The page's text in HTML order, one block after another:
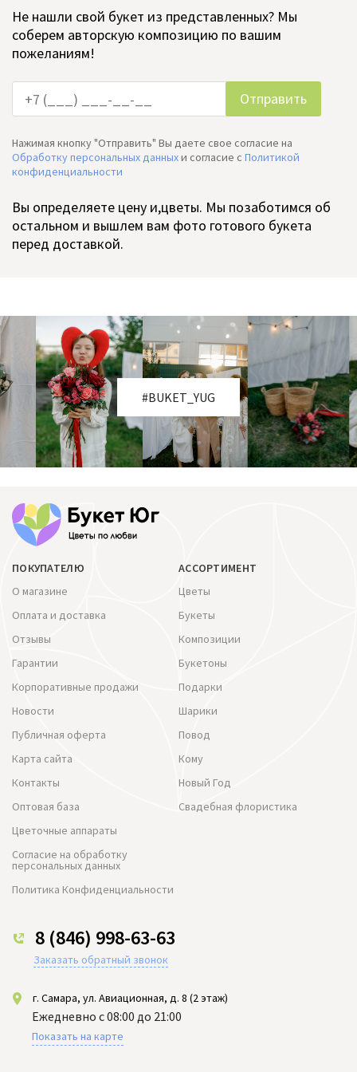
Не нашли свой букет из представленных? Мы
соберем авторскую композицию по вашим
пожеланиям!
Нажимая кнопку "Отправить" Вы даете свое согласие на
Обработку персональных данныхи согласие c Политикой
конфиденциальности
Вы определяете цену и,цветы. Мы позаботимся об
остальном и вышлем вам фото готового букета
перед доставкой.
#BUKET_YUG
ПОКУПАТЕЛЮ
О магазине
Оплата и доставка
Отзывы
Гарантии
Корпоративные продажи
Новости
Публичная оферта
Карта сайта
Контакты
Оптовая база
Цветочные аппараты
Согласие на обработку
персональных данных
Политика Конфиденциальности
АССОРТИМЕНТ
Цветы
Букеты
Композиции
Букетоны
Подарки
Шарики
Повод
Кому
Новый Год
Свадебная флористика
8 (846) 998-63-63
Заказать обратный звонок
г. Самара, ул. Авиационная, д. 8 (2 этаж)
Ежедневно с 08:00 до 21:00
Показать на карте